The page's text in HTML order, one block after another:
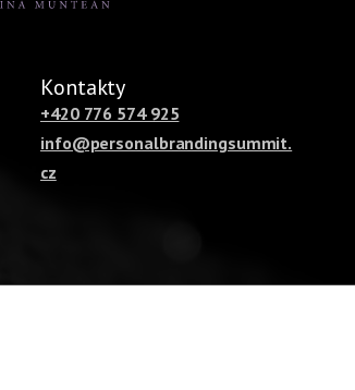
Kontakty
+420 776 574 925
info@personalbrandingsummit.
cz